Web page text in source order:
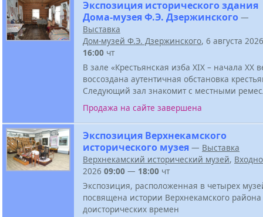
Экспозиция исторического здания
Дома-музея Ф.Э. Дзержинского —
Выставка
Дом-музей Ф.Э. Дзержинского, 6 августа
16:00 чт
В зале «Крестьянская изба XIX – начала XX
воссоздана аутентичная обстановка
Следующий зал знакомит с местными
Продажа на сайте завершена
Экспозиция Верхнекамского
исторического музея — Выставка
Верхнекамский исторический музей,
2026 09:00 — 18:00 чт
Экспозиция, расположенная в четырех
посвящена истории Верхнекамского района
доисторических времен